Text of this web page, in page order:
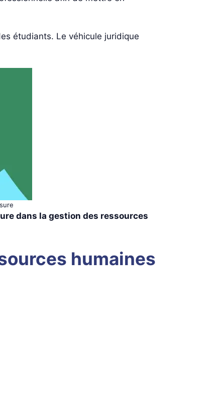
étudiants. Le véhicule juridique
dans la gestion des ressources
humaines